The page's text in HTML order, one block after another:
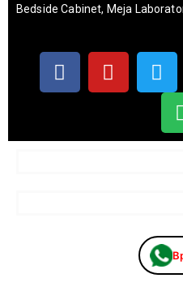
Bedside Cabinet, Meja